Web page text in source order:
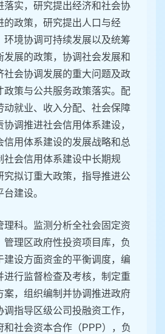
落实，研究提出经济和社会协
的政策，研究提出人口与经
环境协调可持续发展以及统筹
发展的政策，协调社会发展和
社会协调发展的重大问题及政
政策与公共服务政策落实。配
动就业、收入分配、社会保障
调推进社会信用体系建设，
信用体系建设的发展战略和总
社会信用体系建设中长期规
究拟订重大政策，指导推进公
建设。
理科。监测分析全社会固定资
管理区政府性投资项目库，负
建设方面资金的平衡调度，编
进行监督检查及考核，制定重
案，组织编制并协调推进政府
指导区级公司投融资工作，
和社会资本合作（PPP），负